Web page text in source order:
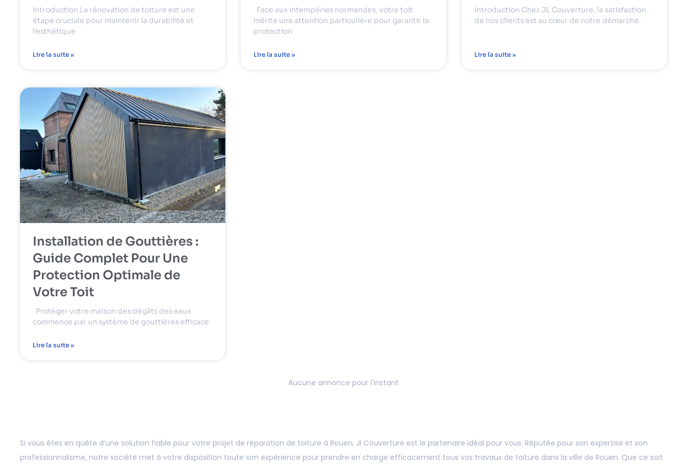
Introduction La rénovation de toiture est une
étape cruciale pour maintenir la durabilité et
l’esthétique
Lire la suite »
Face aux intempéries normandes, votre toit
mérite une attention particulière pour garantir la
protection
Lire la suite »
Introduction Chez JL Couverture, la satisfaction
de nos clients est au cœur de notre démarche.
Lire la suite »
Installation de Gouttières :
Guide Complet Pour Une
Protection Optimale de
Votre Toit
Protéger votre maison des dégâts des eaux
commence par un système de gouttières efficace
Lire la suite »
Aucune annonce pour l'instant
Si vous êtes en quête d’une solution fiable pour votre projet de réparation de toiture à Rouen, Jl Couverture est le partenaire idéal pour vous. Réputée pour son expertise et son
professionnalisme, notre société met à votre disposition toute son expérience pour prendre en charge efficacement tous vos travaux de toiture dans la ville de Rouen. Que ce soit